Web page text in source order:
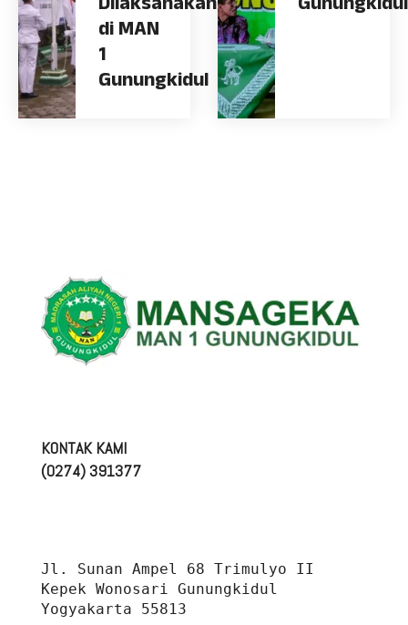
di MAN
1
Gunungkidul
KONTAK KAMI
(0274) 391377
Jl. Sunan Ampel 68 Trimulyo II
Kepek Wonosari Gunungkidul
Yogyakarta 55813